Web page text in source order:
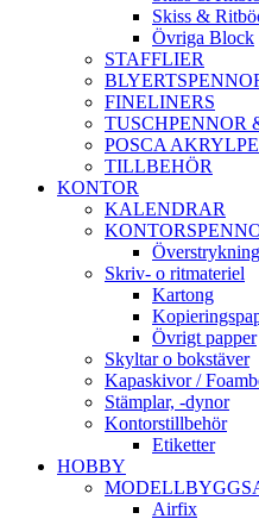
Skiss &
Övriga Block
STAFFLIER
FINELINERS
TUSCHPENNOR
POSCA
TILLBEHÖR
KONTOR
KALENDRAR
Skriv- o ritmateriel
Kartong
Övrigt papper
Skyltar o bokstäver
Kapaskivor /
Stämplar, -dynor
Kontorstillbehör
Etiketter
HOBBY
Airfix